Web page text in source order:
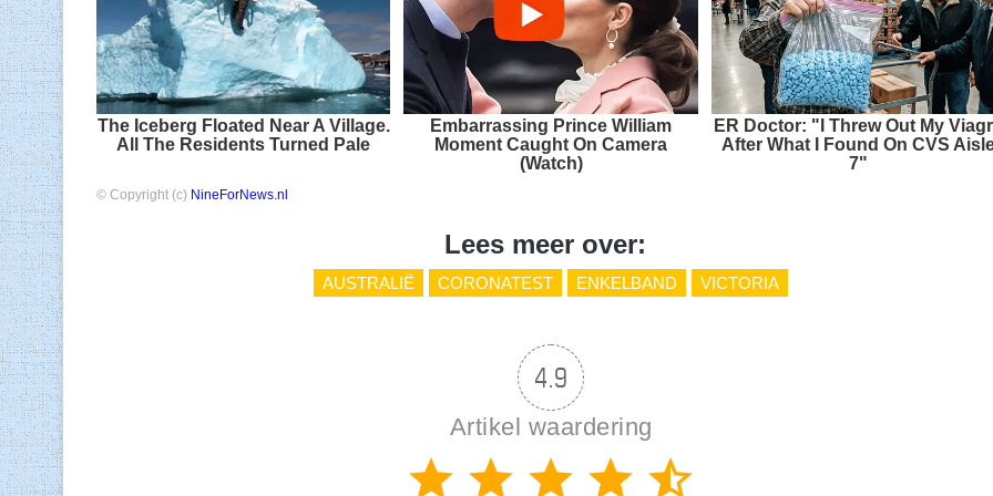
The Iceberg Floated Near A Village.
All The Residents Turned Pale
Embarrassing Prince William
Moment Caught On Camera
(Watch)
ER Doctor: "I Threw Out My
After What I Found On CVS
7"
© Copyright (c) NineForNews.nl
Lees meer over:
AUSTRALIË CORONATEST ENKELBAND VICTORIA
4.9
Artikel waardering